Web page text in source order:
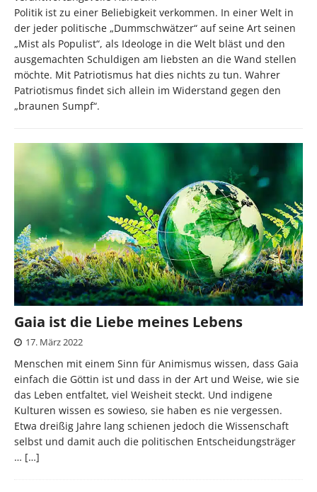
Politik ist zu einer Beliebigkeit verkommen. In einer Welt in
der jeder politische „Dummschwätzer“ auf seine Art seinen
„Mist als Populist“, als Ideologe in die Welt bläst und den
ausgemachten Schuldigen am liebsten an die Wand stellen
möchte. Mit Patriotismus hat dies nichts zu tun. Wahrer
Patriotismus findet sich allein im Widerstand gegen den
„braunen Sumpf“.
Gaia ist die Liebe meines Lebens
17. März 2022
Menschen mit einem Sinn für Animismus wissen, dass Gaia
einfach die Göttin ist und dass in der Art und Weise, wie sie
das Leben entfaltet, viel Weisheit steckt. Und indigene
Kulturen wissen es sowieso, sie haben es nie vergessen.
Etwa dreißig Jahre lang schienen jedoch die Wissenschaft
selbst und damit auch die politischen Entscheidungsträger
… […]